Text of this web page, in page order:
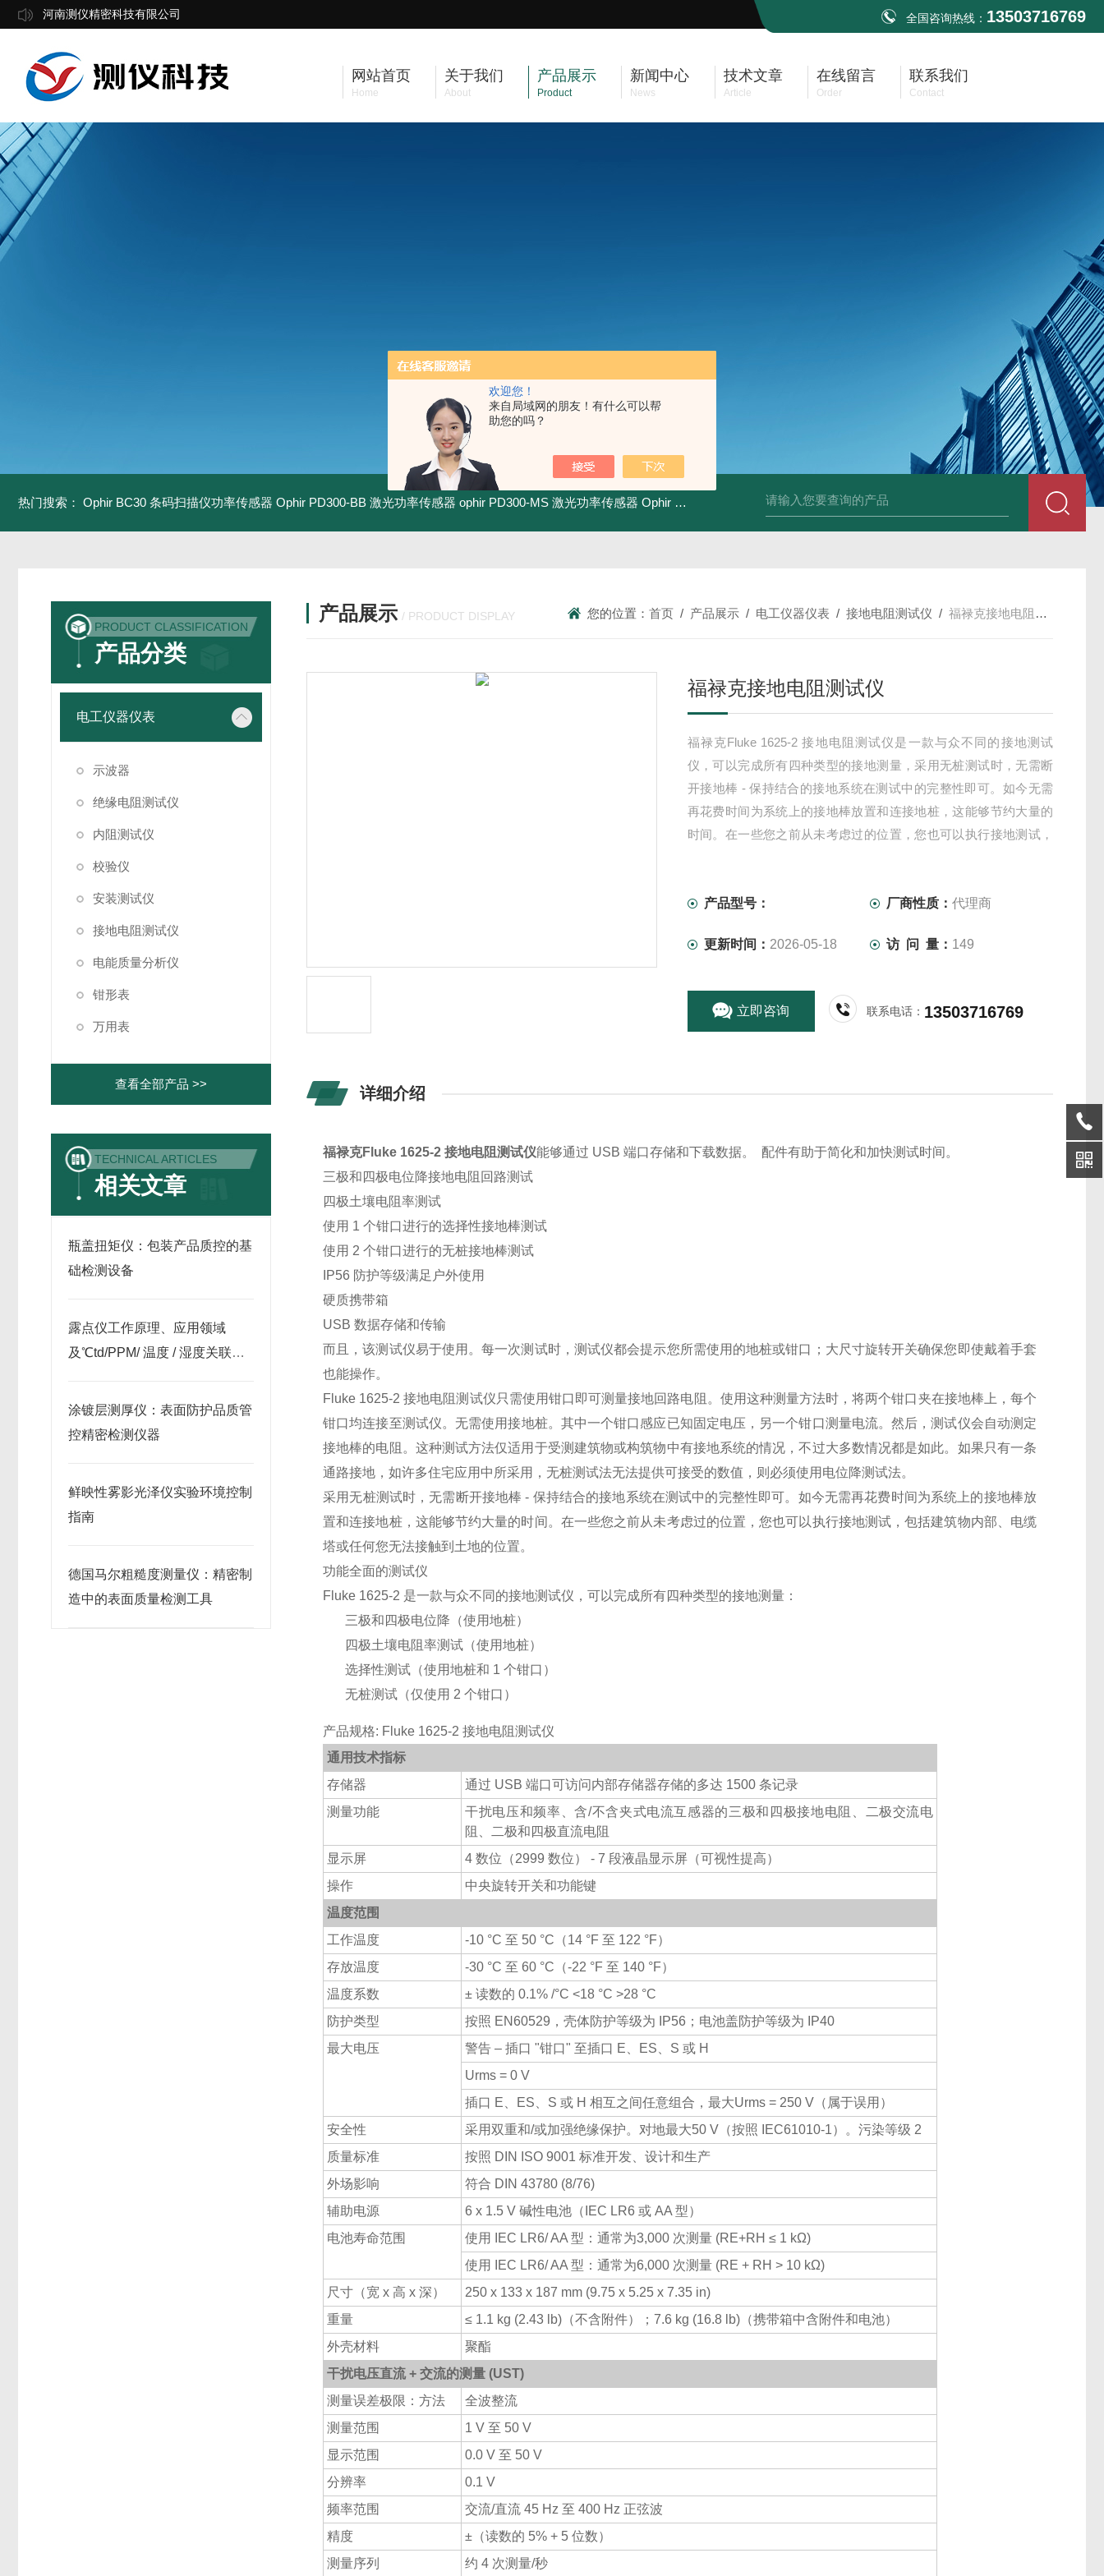
欢迎您！
来自局域网的朋友！有什么可以帮
助您的吗？
河南测仪精密科技有限公司 全国咨询热线： 13503716769
网站首页
Home
关于我们
About
产品展示
Product
新闻中心
News
技术文章
Article
在线留言
Order
联系我们
Contact
热门搜索： Ophir BC30 条码扫描仪功率传感器 Ophir PD300-BB 激光功率传感器 ophir PD300-MS 激光功率传感器 Ophir PD300R-3W 激光功率传感器 Ophir PD300R 激光功率传感器 Ophir PD300-
PRODUCT CLASSIFICATION
产品分类
电工仪器仪表
示波器
绝缘电阻测试仪
内阻测试仪
校验仪
安装测试仪
接地电阻测试仪
电能质量分析仪
钳形表
万用表
查看全部产品 >>
TECHNICAL ARTICLES
相关文章
瓶盖扭矩仪：包装产品质控的基
础检测设备
露点仪工作原理、应用领域
及℃td/PPM/ 温度 / 湿度关联关
涂镀层测厚仪：表面防护品质管
控精密检测仪器
鲜映性雾影光泽仪实验环境控制
指南
德国马尔粗糙度测量仪：精密制
造中的表面质量检测工具
产品展示 / PRODUCT DISPLAY 您的位置：首页 / 产品展示 / 电工仪器仪表 /接地电阻测试仪 /福禄克接地电阻测试仪
福禄克接地电阻测试仪
福禄克Fluke 1625-2 接地电阻测试仪是一款与众不同的接地测试
仪，可以完成所有四种类型的接地测量，采用无桩测试时，无需断
开接地棒 - 保持结合的接地系统在测试中的完整性即可。如今无需
再花费时间为系统上的接地棒放置和连接地桩，这能够节约大量的
时间。在一些您之前从未考虑过的位置，您也可以执行接地测试，
产品型号： 厂商性质：代理商
更新时间： 2026-05-18 访 问 量： 149
立即咨询 联系电话： 13503716769
详细介绍
福禄克Fluke 1625-2 接地电阻测试仪能够通过 USB 端口存储和下载数据。 配件有助于简化和加快测试时间。
三极和四极电位降接地电阻回路测试
四极土壤电阻率测试
使用 1 个钳口进行的选择性接地棒测试
使用 2 个钳口进行的无桩接地棒测试
IP56 防护等级满足户外使用
硬质携带箱
USB 数据存储和传输
而且，该测试仪易于使用。每一次测试时，测试仪都会提示您所需使用的地桩或钳口；大尺寸旋转开关确保您即使戴着手套
也能操作。
Fluke 1625-2 接地电阻测试仪只需使用钳口即可测量接地回路电阻。使用这种测量方法时，将两个钳口夹在接地棒上，每个
钳口均连接至测试仪。 无需使用接地桩。其中一个钳口感应已知固定电压，另一个钳口测量电流。然后，测试仪会自动测定
接地棒的电阻。这种测试方法仅适用于受测建筑物或构筑物中有接地系统的情况，不过大多数情况都是如此。如果只有一条
通路接地，如许多住宅应用中所采用，无桩测试法无法提供可接受的数值，则必须使用电位降测试法。
采用无桩测试时，无需断开接地棒 - 保持结合的接地系统在测试中的完整性即可。如今无需再花费时间为系统上的接地棒放
置和连接地桩，这能够节约大量的时间。在一些您之前从未考虑过的位置，您也可以执行接地测试，包括建筑物内部、电缆
塔或任何您无法接触到土地的位置。
功能全面的测试仪
Fluke 1625-2 是一款与众不同的接地测试仪，可以完成所有四种类型的接地测量：
三极和四极电位降（使用地桩）
四极土壤电阻率测试（使用地桩）
选择性测试（使用地桩和 1 个钳口）
无桩测试（仅使用 2 个钳口）
产品规格: Fluke 1625-2 接地电阻测试仪
通用技术指标
存储器
通过 USB 端口可访问内部存储器存储的多达 1500 条记录
测量功能
干扰电压和频率、含/不含夹式电流互感器的三极和四极接地电阻、二极交流电
阻、二极和四极直流电阻
显示屏
4 数位（2999 数位） - 7 段液晶显示屏（可视性提高）
操作
中央旋转开关和功能键
温度范围
工作温度
-10 °C 至 50 °C（14 °F 至 122 °F）
存放温度
-30 °C 至 60 °C（-22 °F 至 140 °F）
温度系数
± 读数的 0.1% /°C <18 °C >28 °C
防护类型
按照 EN60529，壳体防护等级为 IP56；电池盖防护等级为 IP40
最大电压
警告 – 插口 "钳口" 至插口 E、ES、S 或 H
Urms = 0 V
插口 E、ES、S 或 H 相互之间任意组合，最大Urms = 250 V（属于误用）
安全性
采用双重和/或加强绝缘保护。对地最大50 V（按照 IEC61010-1）。污染等级 2
质量标准
按照 DIN ISO 9001 标准开发、设计和生产
外场影响
符合 DIN 43780 (8/76)
辅助电源
6 x 1.5 V 碱性电池（IEC LR6 或 AA 型）
电池寿命范围
使用 IEC LR6/ AA 型：通常为3,000 次测量 (RE+RH ≤ 1 kΩ)
使用 IEC LR6/ AA 型：通常为6,000 次测量 (RE + RH > 10 kΩ)
尺寸（宽 x 高 x 深）
250 x 133 x 187 mm (9.75 x 5.25 x 7.35 in)
重量
≤ 1.1 kg (2.43 lb)（不含附件）；7.6 kg (16.8 lb)（携带箱中含附件和电池）
外壳材料
聚酯
干扰电压直流 + 交流的测量 (UST)
测量误差极限：方法
全波整流
测量范围
1 V 至 50 V
显示范围
0.0 V 至 50 V
分辨率
0.1 V
频率范围
交流/直流 45 Hz 至 400 Hz 正弦波
精度
±（读数的 5% + 5 位数）
测量序列
约 4 次测量/秒